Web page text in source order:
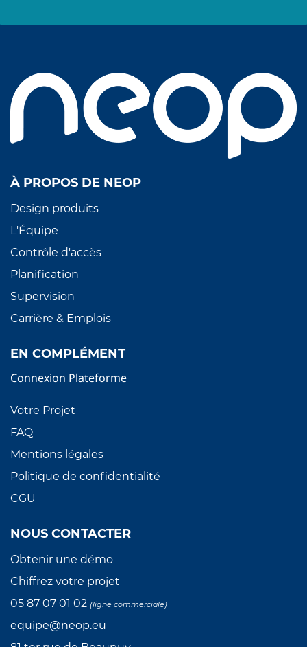
À PROPOS DE NEOP
Design produits
L'Équipe
Contrôle d'accès
Planification
Supervision
Carrière & Emplois
EN COMPLÉMENT
Connexion Plateforme
Votre Projet
FAQ
Mentions légales
Politique de confidentialité
CGU
NOUS CONTACTER
Obtenir une démo
Chiffrez votre projet
05 87 07 01 02 (ligne commerciale)
equipe@neop.eu